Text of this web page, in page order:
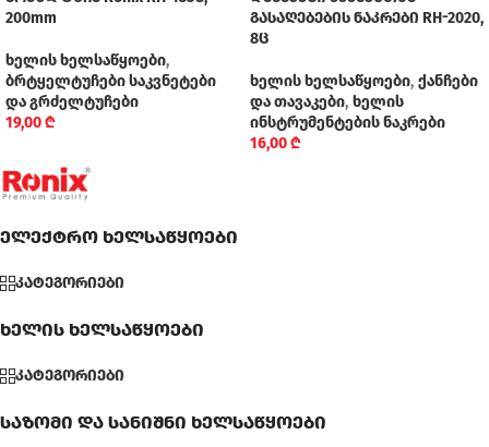
200mm
ხელის ხელსაწყოები,
ბრტყელტუჩები საკვნეტები
და გრძელტუჩები
19,00₾
გასაღებების ნაკრები RH-2020,
8ც
ხელის ხელსაწყოები, ქანჩები
და თავაკები, ხელის
ინსტრუმენტების ნაკრები
16,00₾
ელექტრო ხელსაწყოები
კატეგორიები
ხელის ხელსაწყოები
კატეგორიები
საზომი და სანიშნი ხელსაწყოები